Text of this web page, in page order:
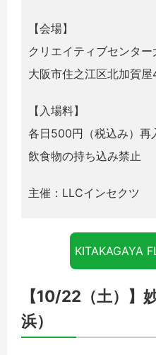
【会場】
クリエイティブセンター
大阪市住之江区北加賀
【入場料】
各日500円（税込み）再
飲食物の持ち込み禁止
主催：LLCインセクツ
KITAKAGAYA
【10/22（土）
浜）